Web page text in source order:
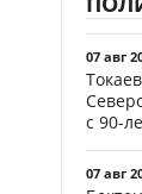
07 авг
с 90-
07 авг